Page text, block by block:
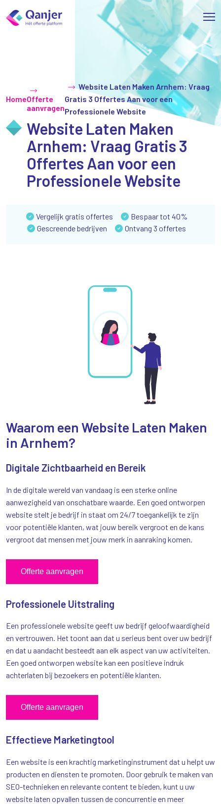
HomeOfferte
aanvragen
Website Laten Maken Arnhem: Vraag
Gratis 3 Offertes Aan voor een
Professionele Website
Website Laten Maken
Arnhem: Vraag Gratis 3
Offertes Aan voor een
Professionele Website
Vergelijk gratis offertes
Bespaar tot 40%
Gescreende bedrijven
Ontvang 3 offertes
Waarom een Website Laten Maken
in Arnhem?
Digitale Zichtbaarheid en Bereik
In de digitale wereld van vandaag is een sterke online
aanwezigheid van onschatbare waarde. Een goed ontworpen
website stelt je bedrijf in staat om 24/7 toegankelijk te zijn
voor potentiële klanten, wat jouw bereik vergroot en de kans
vergroot dat mensen met jouw merk in aanraking komen.
Offerte aanvragen
Professionele Uitstraling
Een professionele website geeft uw bedrijf geloofwaardigheid
en vertrouwen. Het toont aan dat u serieus bent over uw bedrijf
en dat u aandacht besteedt aan elk aspect van uw activiteiten.
Een goed ontworpen website kan een positieve indruk
achterlaten bij bezoekers en potentiële klanten.
Offerte aanvragen
Effectieve Marketingtool
Een website is een krachtig marketinginstrument dat u helpt uw
producten en diensten te promoten. Door gebruik te maken van
SEO-technieken en relevante content te bieden, kunt u uw
website laten opvallen tussen de concurrentie en meer